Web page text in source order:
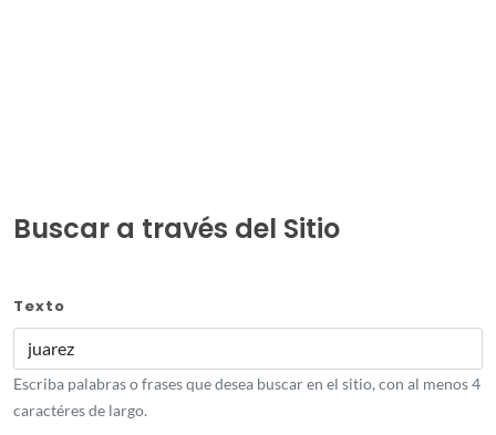
Buscar a través del Sitio
Texto
Escriba palabras o frases que desea buscar en el sitio, con al menos 4
caractéres de largo.